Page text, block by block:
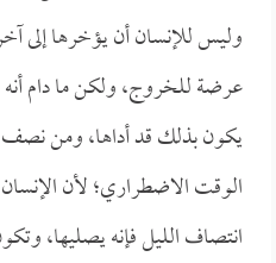
وليس للإنسان أن يؤخرها إلى
عرضة للخروج، ولكن ما دام
يكون بذلك قد أداها، ومن
الوقت الاضطراري؛ لأن الإنسان
انتصاف الليل فإنه يصليها،